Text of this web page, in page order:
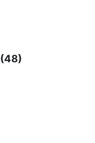
(48)